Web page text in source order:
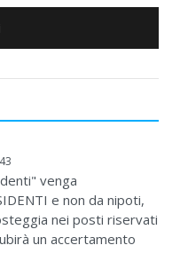
venga
e non da nipoti,
nei posti riservati
un accertamento